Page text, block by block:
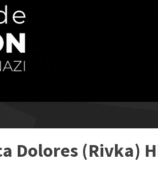
Dolores (Rivka)